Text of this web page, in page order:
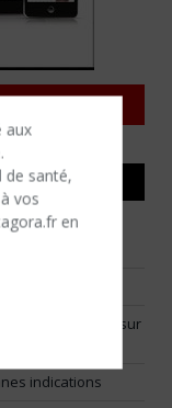
aux
de santé,
vos
en
vraiment utile
alerte sur
indications